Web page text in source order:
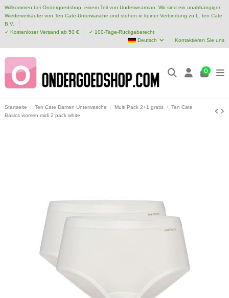
Willkommen bei Ondergoedshop, einem Teil von Underwearman. Wir sind ein unabhängiger
Wiederverkäufer von Ten Cate-Unterwäsche und stehen in keiner Verbindung zu L. ten Cate
B.V.
✓ Kostenloser Versand ab 50 €
✓ 100-Tage-Rückgaberecht
Deutsch
Kontaktieren Sie uns
0
Startseite Ten Cate Damen Unterwasche Multi Pack 2+1 gratis
Ten Cate
Basics women midi 2 pack white